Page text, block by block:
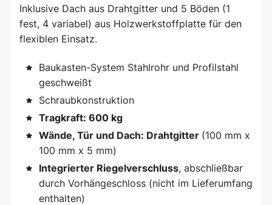
Inklusive Dach aus Drahtgitter und 5 Böden (1
fest, 4 variabel) aus Holzwerkstoffplatte für den
flexiblen Einsatz.
Baukasten-System Stahlrohr und Profilstahl
geschweißt
Schraubkonstruktion
Tragkraft: 600 kg
Wände, Tür und Dach: Drahtgitter (100 mm x
100 mm x 5 mm)
Integrierter Riegelverschluss, abschließbar
durch Vorhängeschloss (nicht im Lieferumfang
enthalten)